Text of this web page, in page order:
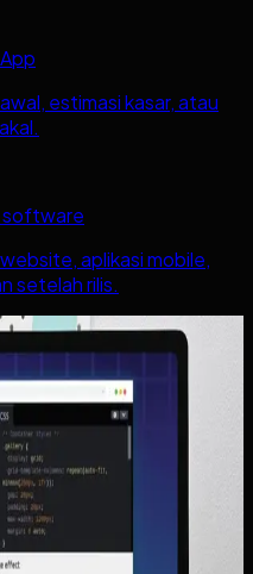
estimasi kasar, atau
software
aplikasi mobile,
setelah rilis.
relevan
untuk Jasa Lokal:
Langsung